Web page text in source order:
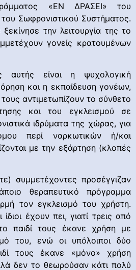
«ΕΝ ΔΡΑΣΕΙ» του
Σωφρονιστικού Συστήματος.
την λειτουργία της το
γονείς κρατουμένων
αυτής είναι η ψυχολογική
και η εκπαίδευση γονέων,
αντιμετωπίζουν το σύνθετο
και του εγκλεισμού σε
ιδρύματα της χώρας, για
περί ναρκωτικών ή/και
με την εξάρτηση (κλοπές
συμμετέχοντες προσέγγιζαν
θεραπευτικό πρόγραμμα
τον εγκλεισμό του χρήστη.
έχουν πει, γιατί τρεις από
παιδί τους έκανε χρήση με
του, ενώ οι υπόλοιποι δύο
τους έκανε «μόνο» χρήση
δεν το θεωρούσαν κάτι πολύ